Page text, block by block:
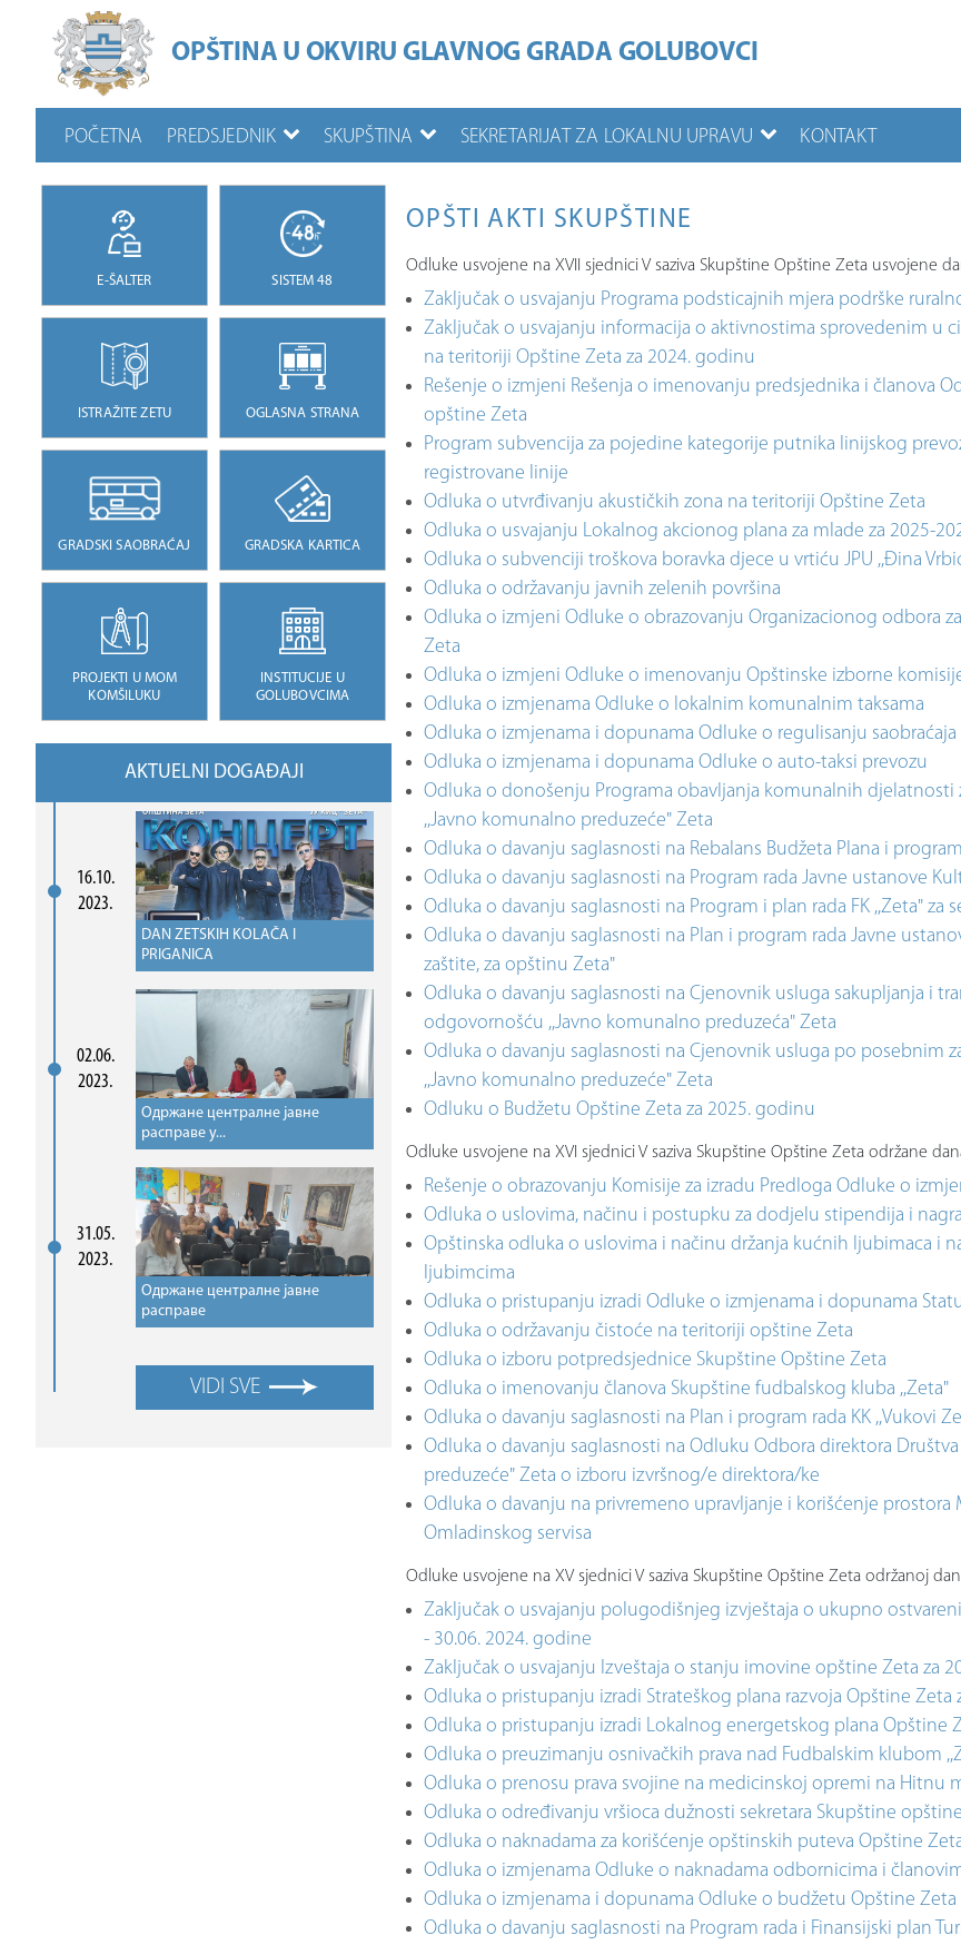
OPŠTINA U OKVIRU GLAVNOG GRADA GOLUBOVCI
POČETNA PREDSJEDNIK SKUPŠTINA SEKRETARIJAT ZA LOKALNU UPRAVU KONTAKT
E-ŠALTER SISTEM 48
ISTRAŽITE ZETU OGLASNA STRANA
GRADSKI SAOBRAĆAJ GRADSKA KARTICA
PROJEKTI U MOM
KOMŠILUKU
INSTITUCIJE U
GOLUBOVCIMA
AKTUELNI DOGAĐAJI
16.10.
2023.
DAN ZETSKIH KOLAČA I
PRIGANICA
02.06.
2023.
Одржане централне јавне
расправе у...
31.05.
2023.
Одржане централне јавне
расправе
VIDI SVE
OPŠTI AKTI SKUPŠTINE
Odluke usvojene na XVII sjednici V saziva Skupštine Opštine Zeta usvojene
Zaključak o usvajanju Programa podsticajnih mjera podrške
Zaključak o usvajanju informacija o aktivnostima sprovedenim u
na teritoriji Opštine Zeta za 2024. godinu
Rešenje o izmjeni Rešenja o imenovanju predsjednika i članova
opštine Zeta
Program subvencija za pojedine kategorije putnika linijskog
registrovane linije
Odluka o utvrđivanju akustičkih zona na teritoriji Opštine Zeta
Odluka o usvajanju Lokalnog akcionog plana za mlade za 2025-
Odluka o subvenciji troškova boravka djece u vrtiću JPU ,,Đina
Odluka o održavanju javnih zelenih površina
Odluka o izmjeni Odluke o obrazovanju Organizacionog odbora
Zeta
Odluka o izmjeni Odluke o imenovanju Opštinske izborne
Odluka o izmjenama Odluke o lokalnim komunalnim taksama
Odluka o izmjenama i dopunama Odluke o regulisanju
Odluka o izmjenama i dopunama Odluke o auto-taksi prevozu
Odluka o donošenju Programa obavljanja komunalnih
,,Javno komunalno preduzeće" Zeta
Odluka o davanju saglasnosti na Rebalans Budžeta Plana i
Odluka o davanju saglasnosti na Program rada Javne ustanove
Odluka o davanju saglasnosti na Program i plan rada FK ,,Zeta" za
Odluka o davanju saglasnosti na Plan i program rada Javne
zaštite, za opštinu Zeta"
Odluka o davanju saglasnosti na Cjenovnik usluga sakupljanja i
odgovornošću ,,Javno komunalno preduzeća" Zeta
Odluka o davanju saglasnosti na Cjenovnik usluga po posebnim
,,Javno komunalno preduzeće" Zeta
Odluku o Budžetu Opštine Zeta za 2025. godinu
Odluke usvojene na XVI sjednici V saziva Skupštine Opštine Zeta održane
Rešenje o obrazovanju Komisije za izradu Predloga Odluke o
Odluka o uslovima, načinu i postupku za dodjelu stipendija i
Opštinska odluka o uslovima i načinu držanja kućnih ljubimaca i
ljubimcima
Odluka o pristupanju izradi Odluke o izmjenama i dopunama
Odluka o održavanju čistoće na teritoriji opštine Zeta
Odluka o izboru potpredsjednice Skupštine Opštine Zeta
Odluka o imenovanju članova Skupštine fudbalskog kluba ,,Zeta"
Odluka o davanju saglasnosti na Plan i program rada KK ,,Vukovi
Odluka o davanju saglasnosti na Odluku Odbora direktora
preduzeće" Zeta o izboru izvršnog/e direktora/ke
Odluka o davanju na privremeno upravljanje i korišćenje
Omladinskog servisa
Odluke usvojene na XV sjednici V saziva Skupštine Opštine Zeta održanoj
Zaključak o usvajanju polugodišnjeg izvještaja o ukupno
- 30.06. 2024. godine
Zaključak o usvajanju Izveštaja o stanju imovine opštine Zeta za
Odluka o pristupanju izradi Strateškog plana razvoja Opštine Zeta
Odluka o pristupanju izradi Lokalnog energetskog plana Opštine
Odluka o preuzimanju osnivačkih prava nad Fudbalskim klubom
Odluka o prenosu prava svojine na medicinskoj opremi na Hitnu
Odluka o određivanju vršioca dužnosti sekretara Skupštine
Odluka o naknadama za korišćenje opštinskih puteva Opštine
Odluka o izmjenama Odluke o naknadama odbornicima i
Odluka o izmjenama i dopunama Odluke o budžetu Opštine Zeta
Odluka o davanju saglasnosti na Program rada i Finansijski plan